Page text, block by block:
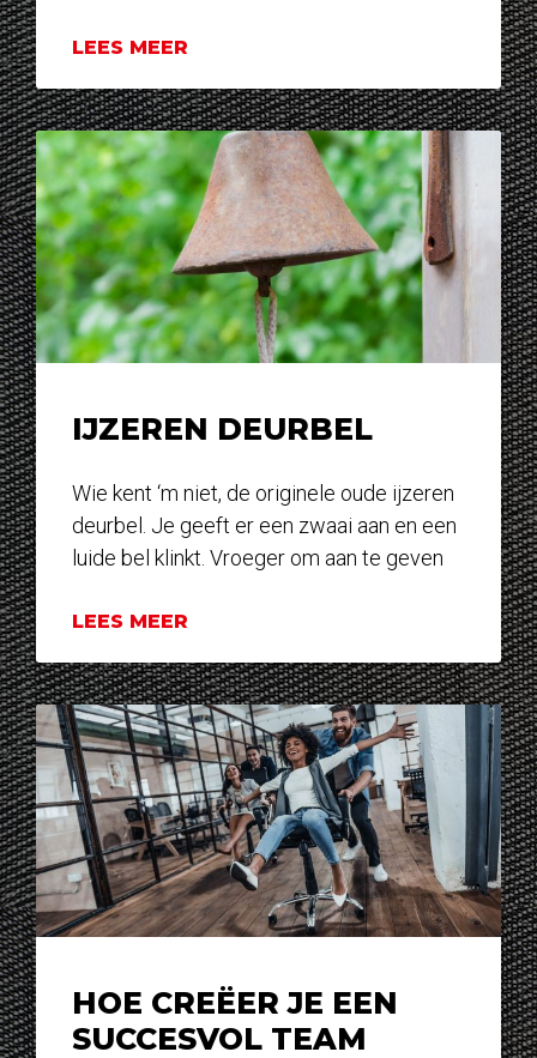
LEES MEER
IJZEREN DEURBEL
Wie kent ‘m niet, de originele oude ijzeren
deurbel. Je geeft er een zwaai aan en een
luide bel klinkt. Vroeger om aan te geven
LEES MEER
HOE CREËER JE EEN
SUCCESVOL TEAM